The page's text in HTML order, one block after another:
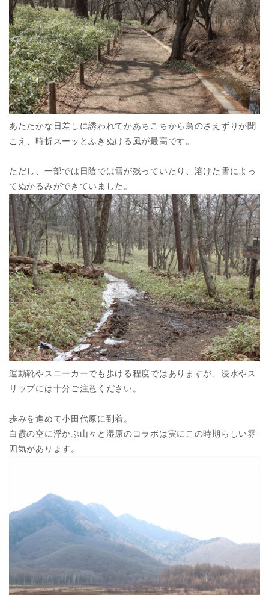
あたたかな日差しに誘われてかあちこちから鳥のさえずりが聞
こえ、時折スーッとふきぬける風が最高です。
ただし、一部では日陰では雪が残っていたり、溶けた雪によっ
てぬかるみができていました。
運動靴やスニーカーでも歩ける程度ではありますが、浸水やス
リップには十分ご注意ください。
歩みを進めて小田代原に到着。
白霞の空に浮かぶ山々と湿原のコラボは実にこの時期らしい雰
囲気があります。